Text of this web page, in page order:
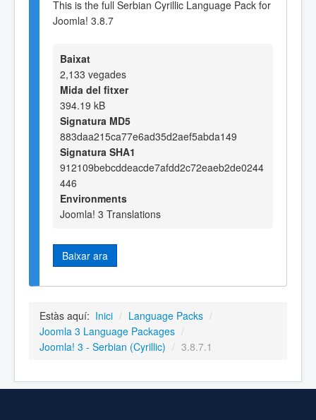
This is the full Serbian Cyrillic Language Pack for
Joomla! 3.8.7
Baixat
2,133 vegades
Mida del fitxer
394.19 kB
Signatura MD5
883daa215ca77e6ad35d2aef5abda149
Signatura SHA1
912109bebcddeacde7afdd2c72eaeb2de0244
446
Environments
Joomla! 3 Translations
Baixar ara
Estàs aquí: Inici / Language Packs /
Joomla 3 Language Packages /
Joomla! 3 - Serbian (Cyrillic) / 3.8.7.1